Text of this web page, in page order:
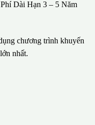
Dài Hạn 3 – 5 Năm
chương trình khuyến
nhất.